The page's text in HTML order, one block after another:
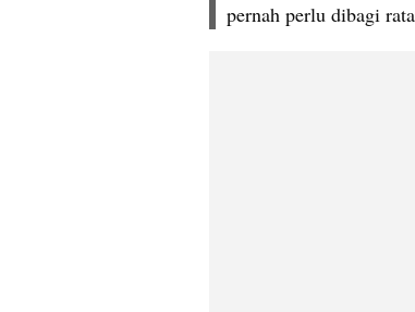
pernah perlu dibagi